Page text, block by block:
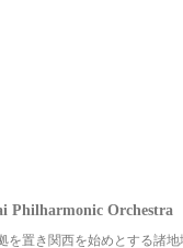
Philharmonic Orchestra
を置き関西を始めとする諸